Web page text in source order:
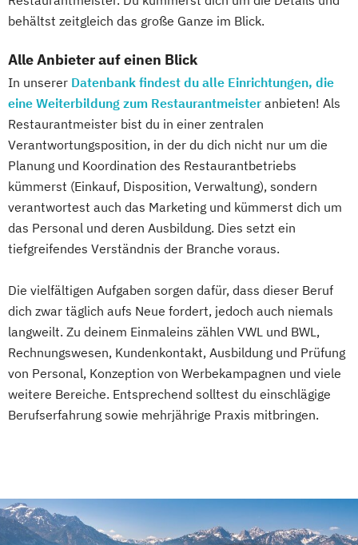
behältst zeitgleich das große Ganze im Blick.
Alle Anbieter auf einen Blick
In unserer Datenbank findest du alle Einrichtungen, die
eine Weiterbildung zum Restaurantmeister anbieten! Als
Restaurantmeister bist du in einer zentralen
Verantwortungsposition, in der du dich nicht nur um die
Planung und Koordination des Restaurantbetriebs
kümmerst (Einkauf, Disposition, Verwaltung), sondern
verantwortest auch das Marketing und kümmerst dich um
das Personal und deren Ausbildung. Dies setzt ein
tiefgreifendes Verständnis der Branche voraus.
Die vielfältigen Aufgaben sorgen dafür, dass dieser Beruf
dich zwar täglich aufs Neue fordert, jedoch auch niemals
langweilt. Zu deinem Einmaleins zählen VWL und BWL,
Rechnungswesen, Kundenkontakt, Ausbildung und Prüfung
von Personal, Konzeption von Werbekampagnen und viele
weitere Bereiche. Entsprechend solltest du einschlägige
Berufserfahrung sowie mehrjährige Praxis mitbringen.